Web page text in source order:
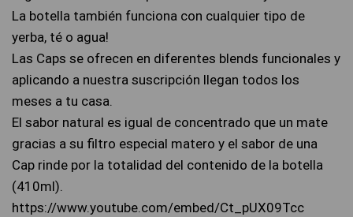
La botella también funciona con cualquier tipo de
yerba, té o agua!
Las Caps se ofrecen en diferentes blends funcionales y
aplicando a nuestra suscripción llegan todos los
meses a tu casa.
El sabor natural es igual de concentrado que un mate
gracias a su filtro especial matero y el sabor de una
Cap rinde por la totalidad del contenido de la botella
(410ml).
https://www.youtube.com/embed/Ct_pUX09Tcc